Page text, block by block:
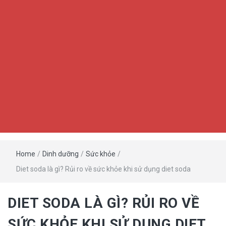
Home / Dinh dưỡng / Sức khỏe /
Diet soda là gì? Rủi ro về sức khỏe khi sử dụng diet soda
DIET SODA LÀ GÌ? RỦI RO VỀ